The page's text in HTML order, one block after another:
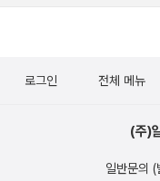
있어굳이 이야기를 하지
요. 앞으로 우리아이가 '
감을 주고, 친구를 진심
깨닫게 해주네요.우리 아
로그인 전체 메뉴
(주)
일반문의 (